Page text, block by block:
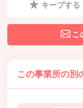
キープする
こ
この事業所の別